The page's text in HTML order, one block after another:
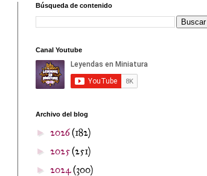
Búsqueda de contenido
Canal Youtube
Archivo del blog
► 2026(182)
► 2025(251)
► 2024(300)